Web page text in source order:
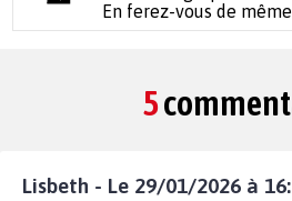
En ferez-vous de même
5
Lisbeth - Le 29/01/2026 à